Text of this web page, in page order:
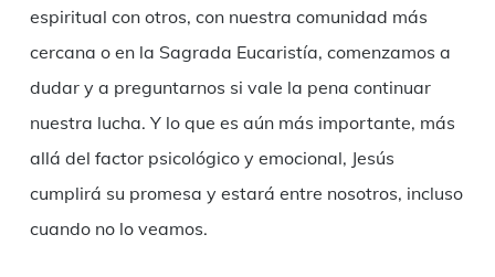
espiritual con otros, con nuestra comunidad más
cercana o en la Sagrada Eucaristía, comenzamos a
dudar y a preguntarnos si vale la pena continuar
nuestra lucha. Y lo que es aún más importante, más
allá del factor psicológico y emocional, Jesús
cumplirá su promesa y estará entre nosotros, incluso
cuando no lo veamos.